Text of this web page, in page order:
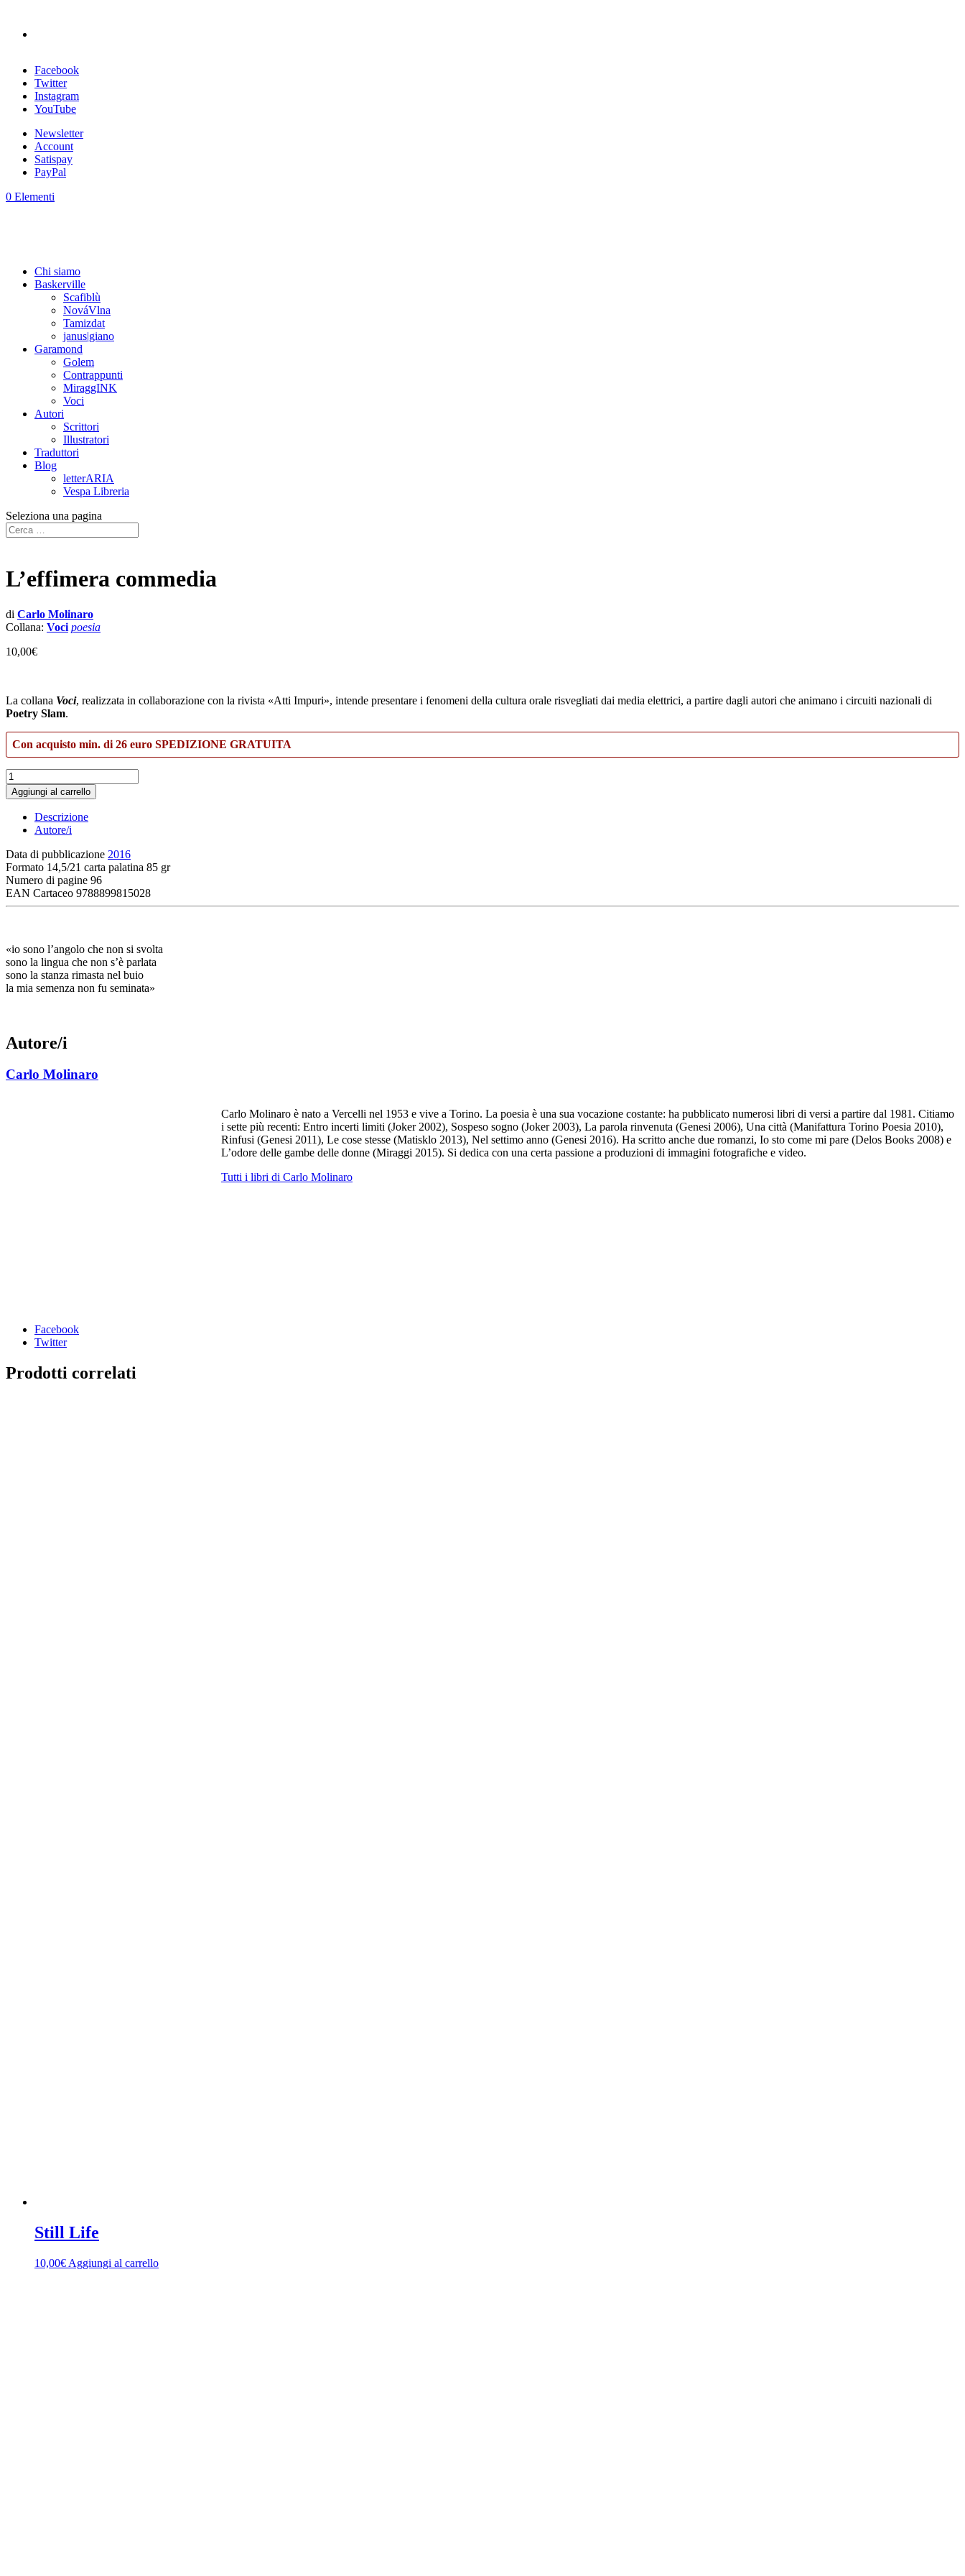
Facebook
Twitter
Instagram
YouTube
Newsletter
Account
Satispay
PayPal
0 Elementi
Chi siamo
Baskerville
Scafiblù
NováVlna
Tamizdat
janus|giano
Garamond
Golem
Contrappunti
MiraggINK
Voci
Autori
Scrittori
Illustratori
Traduttori
Blog
letterARIA
Vespa Libreria
Seleziona una pagina
L’effimera commedia
di Carlo Molinaro
Collana: Voci poesia
10,00€
La collana Voci, realizzata in collaborazione con la rivista «Atti Impuri», intende presentare i fenomeni della cultura orale risvegliati dai media elettrici, a partire dagli autori che animano i circuiti nazionali di
Poetry Slam.
Con acquisto min. di 26 euro SPEDIZIONE GRATUITA
L’effimera
commedia
quantità
Aggiungi al carrello
Descrizione
Autore/i
Data di pubblicazione 2016
Formato 14,5/21 carta palatina 85 gr
Numero di pagine 96
EAN Cartaceo 9788899815028
«io sono l’angolo che non si svolta
sono la lingua che non s’è parlata
sono la stanza rimasta nel buio
la mia semenza non fu seminata»
Autore/i
Carlo Molinaro
Carlo Molinaro è nato a Vercelli nel 1953 e vive a Torino. La poesia è una sua vocazione costante: ha pubblicato numerosi libri di versi a partire dal 1981. Citiamo
i sette più recenti: Entro incerti limiti (Joker 2002), Sospeso sogno (Joker 2003), La parola rinvenuta (Genesi 2006), Una città (Manifattura Torino Poesia 2010),
Rinfusi (Genesi 2011), Le cose stesse (Matisklo 2013), Nel settimo anno (Genesi 2016). Ha scritto anche due romanzi, Io sto come mi pare (Delos Books 2008) e
L’odore delle gambe delle donne (Miraggi 2015). Si dedica con una certa passione a produzioni di immagini fotografiche e video.
Tutti i libri di Carlo Molinaro
Facebook
Twitter
Prodotti correlati
Still Life
10,00€ Aggiungi al carrello